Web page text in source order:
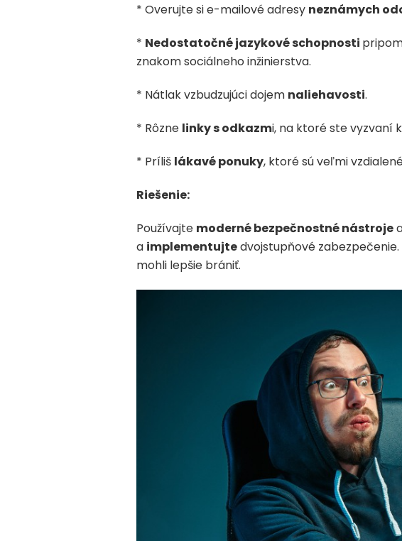
* Overujte si e-mailové adresy neznámych
* Nedostatočné jazykové schopnosti
znakom sociálneho inžinierstva.
* Nátlak vzbudzujúci dojem naliehavosti.
* Rôzne linky s odkazmi, na ktoré ste vyzvaní
* Príliš lákavé ponuky, ktoré sú veľmi
Riešenie:
Používajte moderné bezpečnostné nástroje
a implementujtedvojstupňové
mohli lepšie brániť.